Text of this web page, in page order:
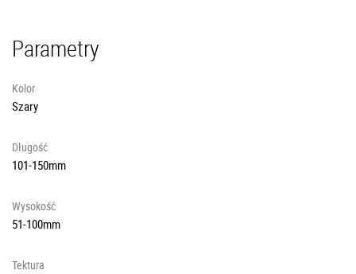
Parametry
Kolor
Szary
Długość
101-150mm
Wysokość
51-100mm
Tektura